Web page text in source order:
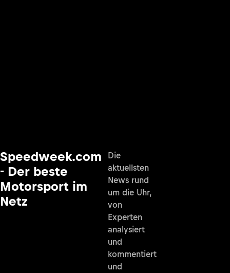
Speedweek.com
- Der beste
Motorsport im
Netz
Die
aktuellsten
News rund
um die Uhr,
von
Experten
analysiert
und
kommentiert
und